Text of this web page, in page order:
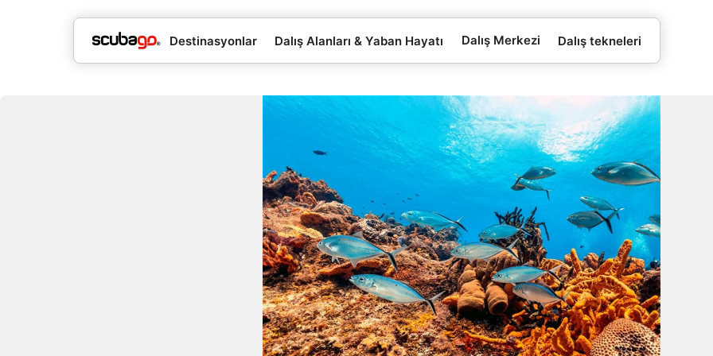
Destinasyonlar Dalış Alanları & Yaban Hayatı Dalış Merkezi Dalış tekneleri